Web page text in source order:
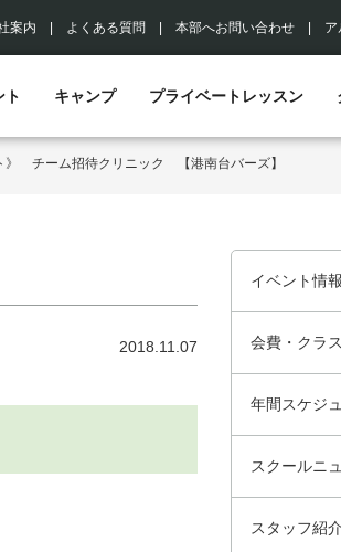
案内 よくある質問 本部へお問い合わせ ア
ト キャンプ プライベートレッスン
》 チーム招待クリニック 【港南台バーズ】
2018.11.07
イベント情報
会費・クラス
年間スケジ
スクールニ
スタッフ紹介